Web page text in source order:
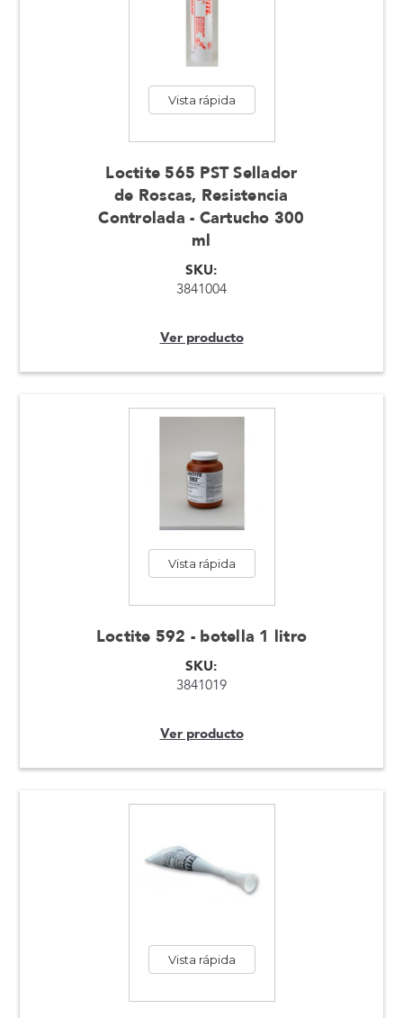
Vista rápida
Loctite 565 PST Sellador
de Roscas, Resistencia
Controlada - Cartucho 300
ml
SKU:
3841004
Ver producto
Vista rápida
Loctite 592 - botella 1 litro
SKU:
3841019
Ver producto
Vista rápida